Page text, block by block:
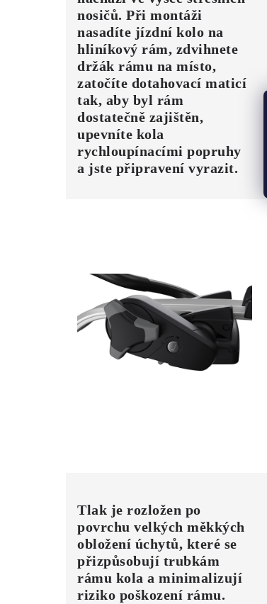
nosičů. Při montáži
nasadíte jízdní kolo na
hliníkový rám, zdvihnete
držák rámu na místo,
zatočíte dotahovací maticí
tak, aby byl rám
dostatečně zajištěn,
upevníte kola
rychloupínacími popruhy
a jste připravení vyrazit.
Tlak je rozložen po
povrchu velkých měkkých
obložení úchytů, které se
přizpůsobují trubkám
rámu kola a minimalizují
riziko poškození rámu.